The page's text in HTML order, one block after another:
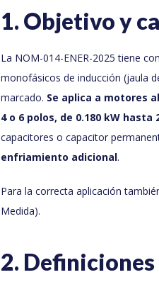
1. Objetivo y
La NOM-014-ENER-2025 tiene
monofásicos de inducción (jaula
marcado. Se aplica a motores
4 o 6 polos, de 0.180 kW hasta
capacitores o capacitor
enfriamiento adicional.
Para la correcta aplicación
Medida).
2.